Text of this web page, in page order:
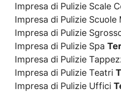
Impresa di Pulizie Scale
Impresa di Pulizie Scuole
Impresa di Pulizie
Impresa di Pulizie Spa
Impresa di Pulizie
Impresa di Pulizie Teatri
Impresa di Pulizie Uffici